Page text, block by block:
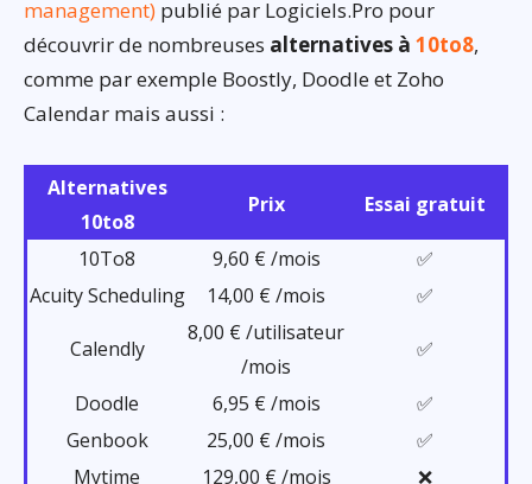
management) publié par Logiciels.Pro pour
découvrir de nombreuses alternatives à 10to8,
comme par exemple Boostly, Doodle et Zoho
Calendar mais aussi :
Alternatives
10to8
Prix Essai gratuit
10To8 9,60 € /mois
✅
Acuity Scheduling
14,00 € /mois ✅
Calendly
8,00 € /utilisateur
/mois
✅
Doodle 6,95 € /mois
✅
Genbook
25,00 € /mois
✅
Mytime
129,00 € /mois
❌